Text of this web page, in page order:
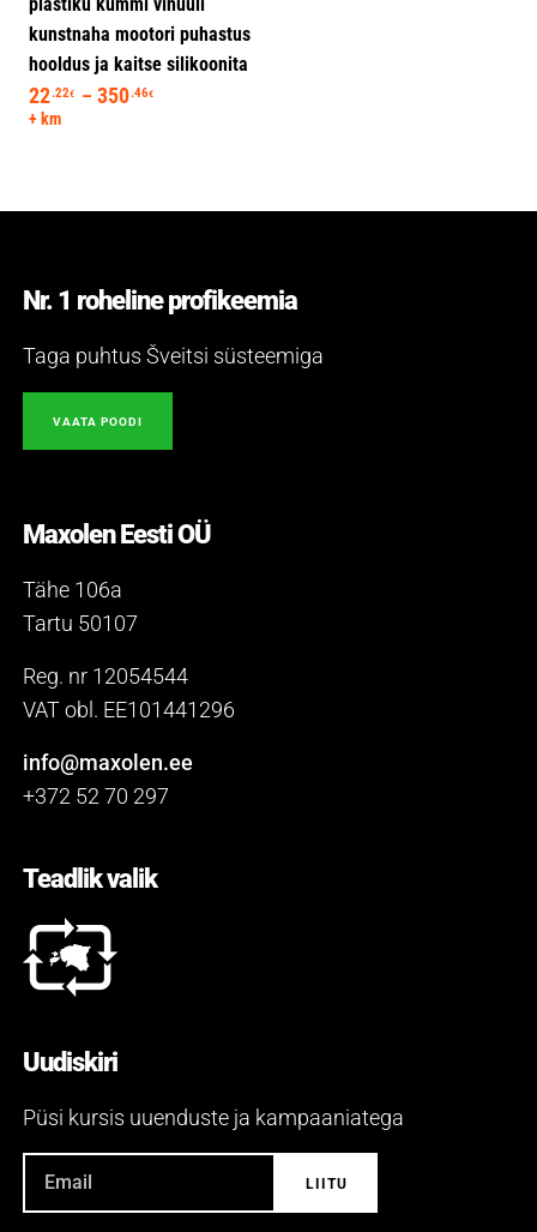
kunstnaha mootori puhastus
hooldus ja kaitse silikoonita
22.22€ – 350.46€
+ km
Nr. 1 roheline profikeemia
Taga puhtus Šveitsi süsteemiga
VAATA POODI
Maxolen Eesti OÜ
Tähe 106a
Tartu 50107
Reg. nr 12054544
VAT obl. EE101441296
info@maxolen.ee
+372 52 70 297
Teadlik valik
Uudiskiri
Püsi kursis uuenduste ja kampaaniatega